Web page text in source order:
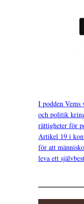
I podden
och politik
rättigheter för
Artikel 19 i
för att
leva ett